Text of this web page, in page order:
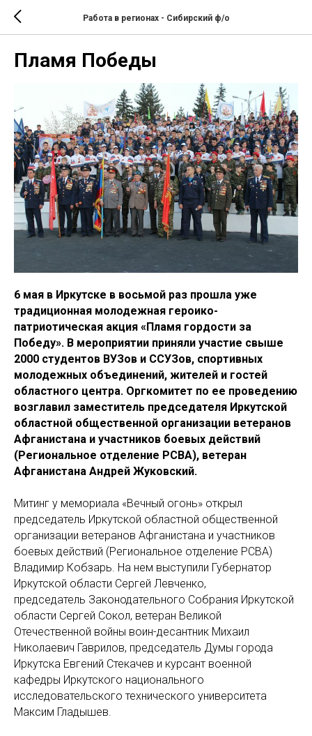
Работа в регионах - Сибирский ф/о
Пламя Победы
6 мая в Иркутске в восьмой раз прошла уже
традиционная молодежная героико-
патриотическая акция «Пламя гордости за
Победу». В мероприятии приняли участие свыше
2000 студентов ВУЗов и ССУЗов, спортивных
молодежных объединений, жителей и гостей
областного центра. Оргкомитет по ее проведению
возглавил заместитель председателя Иркутской
областной общественной организации ветеранов
Афганистана и участников боевых действий
(Региональное отделение РСВА), ветеран
Афганистана Андрей Жуковский.
Митинг у мемориала «Вечный огонь» открыл
председатель Иркутской областной общественной
организации ветеранов Афганистана и участников
боевых действий (Региональное отделение РСВА)
Владимир Кобзарь. На нем выступили Губернатор
Иркутской области Сергей Левченко,
председатель Законодательного Собрания Иркутской
области Сергей Сокол, ветеран Великой
Отечественной войны воин-десантник Михаил
Николаевич Гаврилов, председатель Думы города
Иркутска Евгений Стекачев и курсант военной
кафедры Иркутского национального
исследовательского технического университета
Максим Гладышев.